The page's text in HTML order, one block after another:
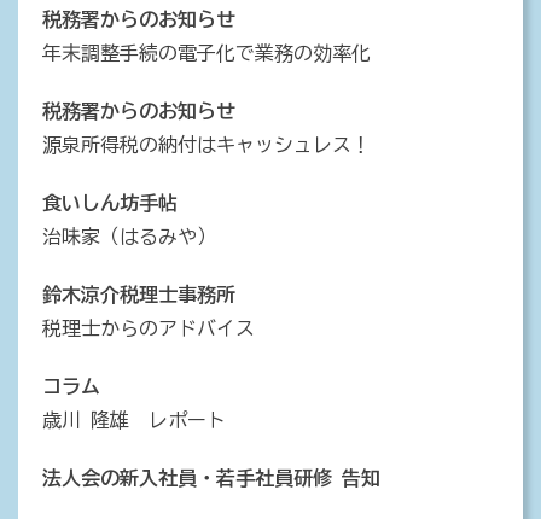
税務署からのお知らせ
年末調整手続の電子化で業務の効率化
税務署からのお知らせ
源泉所得税の納付はキャッシュレス！
食いしん坊手帖
治味家（はるみや）
鈴木涼介税理士事務所
税理士からのアドバイス
コラム
歳川 隆雄 レポート
法人会の新入社員・若手社員研修 告知